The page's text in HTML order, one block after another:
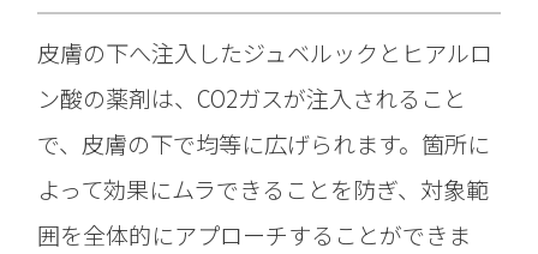
皮膚の下へ注入したジュベルックとヒアルロ
ン酸の薬剤は、CO2ガスが注入されること
で、皮膚の下で均等に広げられます。箇所に
よって効果にムラできることを防ぎ、対象範
囲を全体的にアプローチすることができま